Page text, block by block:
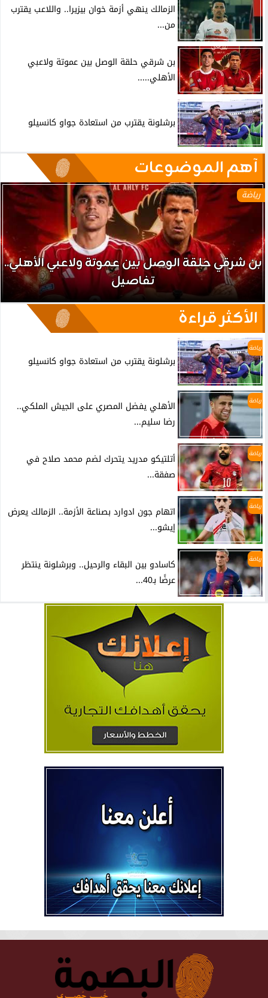
الزمالك ينهي أزمة خوان بيزيرا.. واللاعب يقترب
من...
بن شرقي حلقة الوصل بين عموتة ولاعبي
الأهلي.....
برشلونة يقترب من استعادة جواو كانسيلو
آهم الموضوعات
رياضة
بن شرقي حلقة الوصل بين عموتة ولاعبي الأهلي..
تفاصيل
الأكثر قراءة
رياضة
برشلونة يقترب من استعادة جواو كانسيلو
رياضة
الأهلي يفضل المصري على الجيش الملكي..
رضا سليم...
رياضة
أتلتيكو مدريد يتحرك لضم محمد صلاح في
صفقة...
رياضة
اتهام جون ادوارد بصناعة الأزمة.. الزمالك يعرض
إيشو...
رياضة
كاسادو بين البقاء والرحيل.. وبرشلونة ينتظر
عرضًا بـ40...